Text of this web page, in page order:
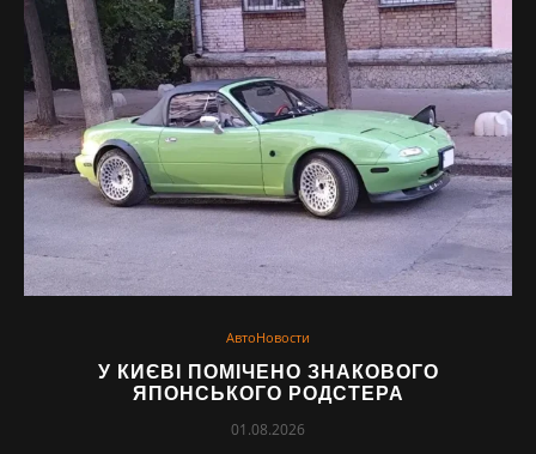
АвтоНовости
У КИЄВІ ПОМІЧЕНО ЗНАКОВОГО
ЯПОНСЬКОГО РОДСТЕРА
01.08.2026